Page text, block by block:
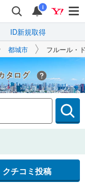
i
ID新規取得
都城市 フルール・
Yahoo!不動産
クチコミ投稿